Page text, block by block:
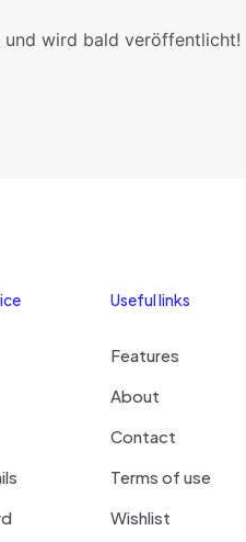
und wird bald veröffentlicht!
Useful links
Features
About
Contact
Terms of use
Wishlist